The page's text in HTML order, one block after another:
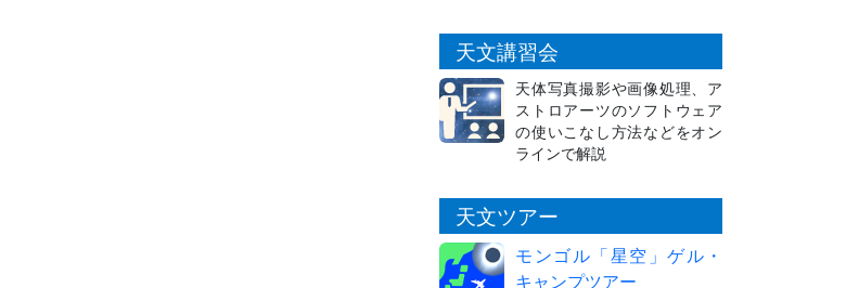
天文講習会
天体写真撮影や画像処理、ア
ストロアーツのソフトウェア
の使いこなし方法などをオン
ラインで解説
天文ツアー
モンゴル「星空」ゲル・
キャンプツアー